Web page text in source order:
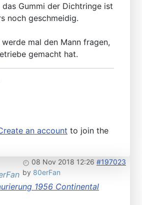
Gummi der Dichtringe ist
noch geschmeidig.
mal den Mann fragen,
gemacht hat.
an account to join the
08 Nov 2018 12:26 #197023
by 80erFan
1956 Continental